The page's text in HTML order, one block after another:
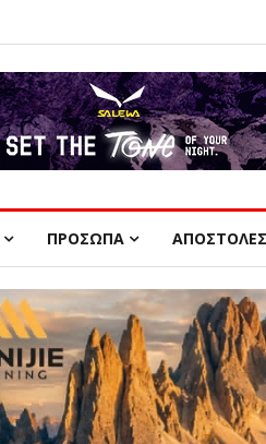
ΠΡΟΣΩΠΑ ΑΠΟΣΤΟΛΕΣ